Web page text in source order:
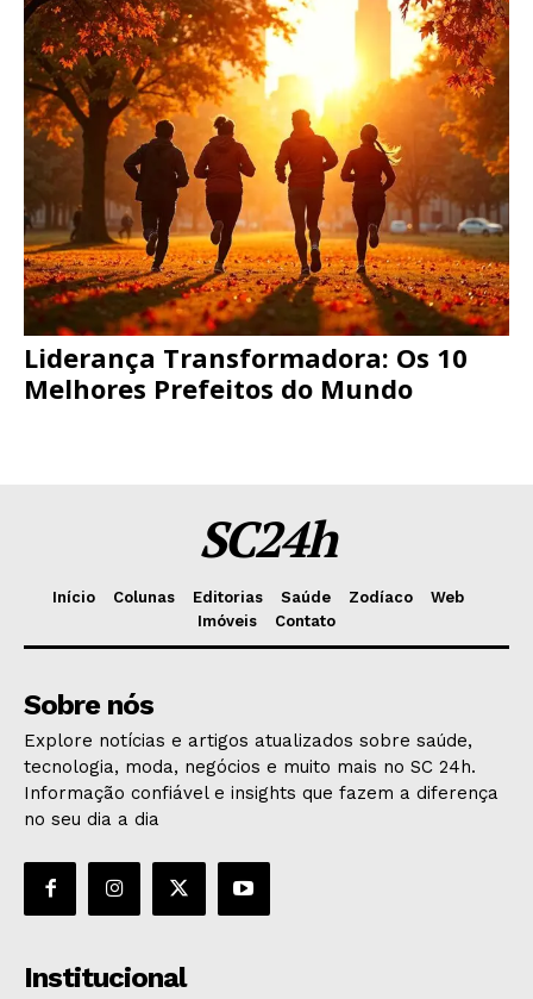
Liderança Transformadora: Os 10
Melhores Prefeitos do Mundo
SC24h
Início Colunas Editorias Saúde Zodíaco
Web
Imóveis
Contato
Sobre nós
Explore notícias e artigos atualizados sobre saúde,
tecnologia, moda, negócios e muito mais no SC 24h.
Informação confiável e insights que fazem a diferença
no seu dia a dia
Institucional